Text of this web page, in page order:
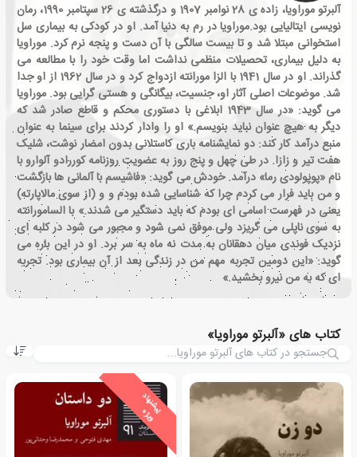
آلبرتو موراویا، زاده ی 28 نوامبر 1907 و درگذشته ی 26 سپتامبر 1990، رمان
نویسی ایتالیایی بود.موراویا در رم به دنیا آمد. او در کودکی به بیماری سل
استخوانی مبتلا شد و تا بیست سالگی با آن دست و پنجه نرم کرد. موراویا
به دلیل بیماری، تحصیلات منظمی نداشت اما وقت خود را با مطالعه می
گذراند. او در سال 1941 با الزا مورانته ازدواج کرد و در سال 1962 از او جدا
شد. موضوعات اصلی آثار او، جنسیت، بیگانگی و هستی گرایی بود. موراویا
می گوید: «در سال 1943 ابلاغی با دستوری محکم و قاطع صادر شد که
دیگر به هیچ عنوان نباید بنویسم.» او را وادار کردند برای سینما به عنوان
منبع درآمد کار کند: دو نمایشنامه باری کاستلانی بدون امضار نوشت، شلیک
هفت تیر و زازا. در طی چهل و پنج روز به عضویت روزنامه کوررادو آلوارو با
نام «پوپولودی رما» درآمد. خودش می گوید: «فاشیسم با آلمانی ها بازگشت
و من باید فرار می کردم چرا که شناسایی شده بودم و و (از سوی مالاپارته)
یعنی در فهرست اسامی ای بودم که باید دستگیر می شدند.» با السامورانته
به سوی ناپلی می گریزد ولی موفق نمی شود و مجبور می شود در کلبه ای
نزدیک فوندی میان دهقانان به مدت نه ماه به سر برد. او در این باره می
گوید: «این دومین تجربه مهم من در زندگی بعد از آن بیماری بود. تجربه
ای که به من نیرو بخشید.»
کتاب های «آلبرتو موراویا»
پ
ی
ش
ن
ه
ا
د
و
ی
ژ
ه